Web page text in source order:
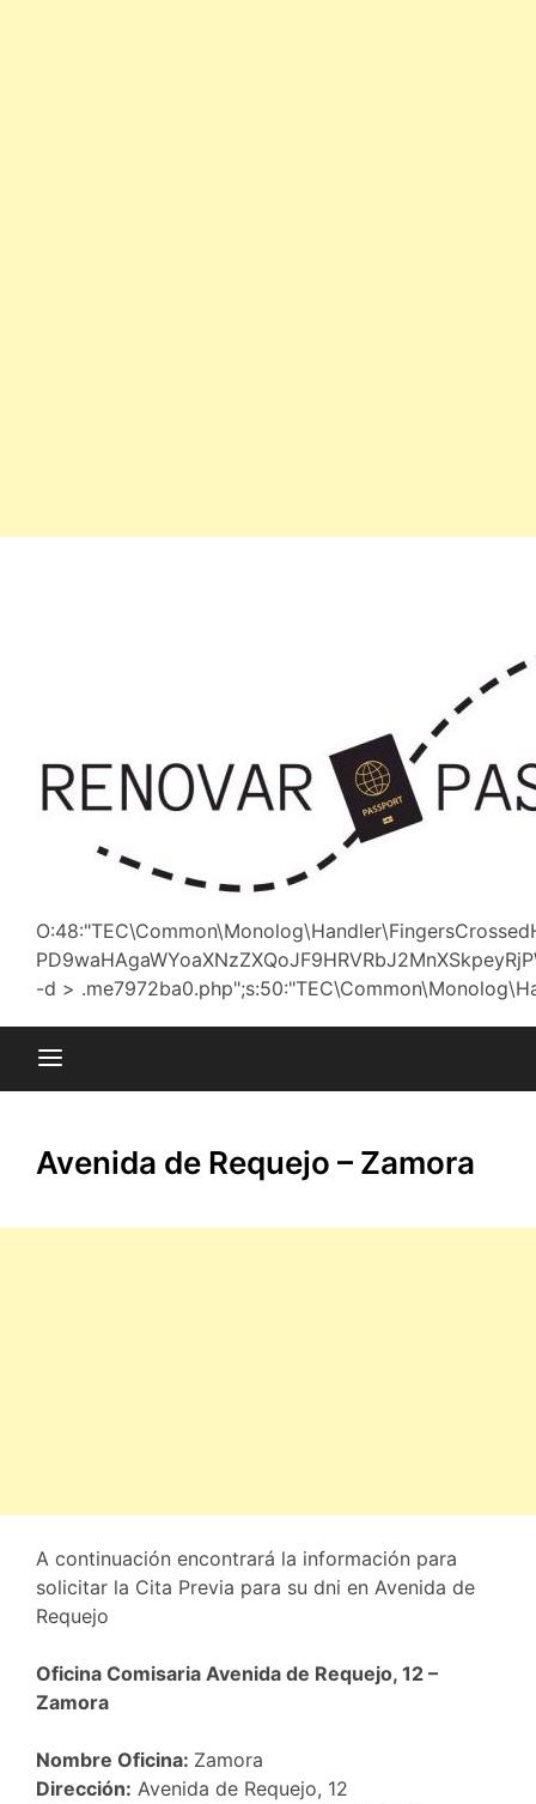
-d >
Avenida de Requejo – Zamora
A continuación encontrará la información para
solicitar la Cita Previa para su dni en Avenida de
Requejo
Oficina Comisaria Avenida de Requejo, 12 –
Zamora
Nombre Oficina: Zamora
Dirección: Avenida de Requejo, 12